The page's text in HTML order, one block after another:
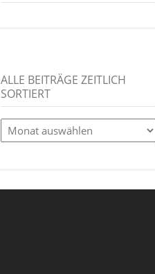
ALLE BEITRÄGE ZEITLICH
SORTIERT
alle
Beiträge
zeitlich
sortiert